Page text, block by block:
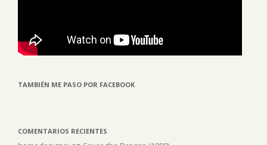
TAMBIÉN ME PASO POR FACEBOOK
COMENTARIOS RECIENTES